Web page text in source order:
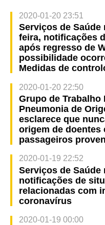
2020-01-20 23:51
Serviços de Saúde
feira, notificações
após regresso de
possibilidade
Medidas de
2020-01-20 22:50
Grupo de Trabalho
Pneumonia de
esclarece que
origem de doentes
passageiros
2020-01-19 22:52
Serviços de Saúde
notificações de
relacionadas com
coronavírus
2020-01-19 00:00